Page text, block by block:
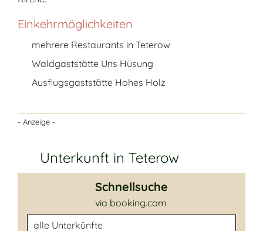
Einkehrmöglichkeiten
mehrere Restaurants in Teterow
Waldgaststätte Uns Hüsung
Ausflugsgaststätte Hohes Holz
- Anzeige -
Unterkunft in Teterow
Schnellsuche
via booking.com
Unterkunftsart